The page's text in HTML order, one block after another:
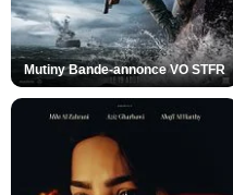
Mutiny Bande-annonce VO STFR